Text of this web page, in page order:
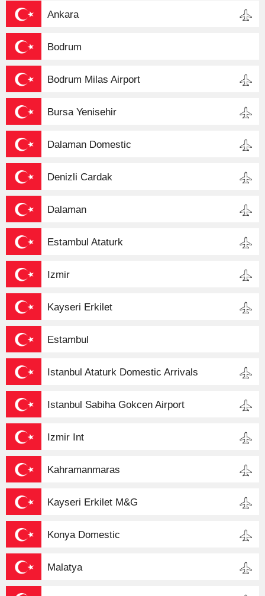
Ankara
Bodrum
Bodrum Milas Airport
Bursa Yenisehir
Dalaman Domestic
Denizli Cardak
Dalaman
Estambul Ataturk
Izmir
Kayseri Erkilet
Estambul
Istanbul Ataturk Domestic Arrivals
Istanbul Sabiha Gokcen Airport
Izmir Int
Kahramanmaras
Kayseri Erkilet M&G
Konya Domestic
Malatya